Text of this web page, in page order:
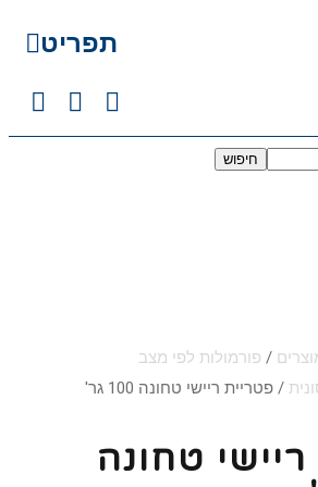
תפריט
חיפוש
/ פורמולות לפי מצב
/ פטריית ריישי טחונה 100 גר'
טחונה